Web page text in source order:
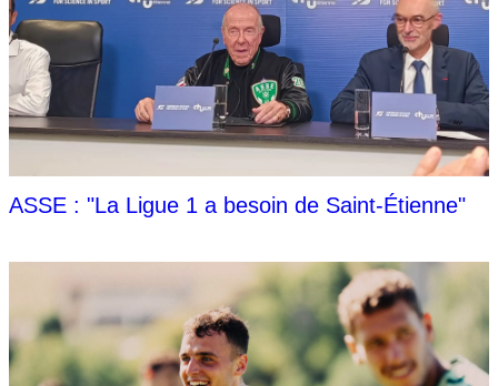
ASSE : "La Ligue 1 a besoin de Saint-Étienne"